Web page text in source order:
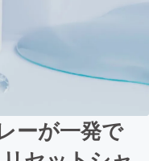
ーが一発で